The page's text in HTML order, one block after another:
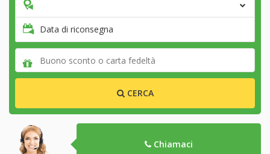
Data di riconsegna
CERCA
Chiamaci